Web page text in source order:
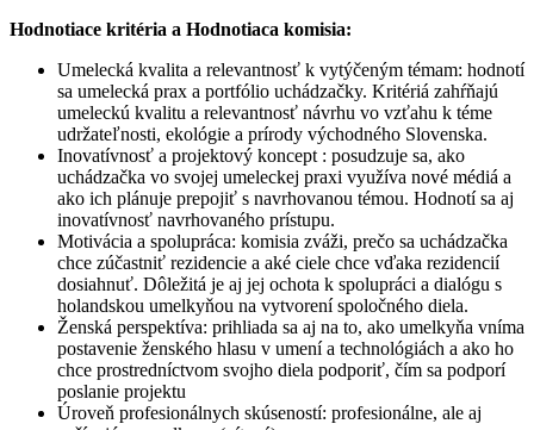
Hodnotiace kritéria a Hodnotiaca komisia:
Umelecká kvalita a relevantnosť k vytýčeným témam: hodnotí
sa umelecká prax a portfólio uchádzačky. Kritériá zahŕňajú
umeleckú kvalitu a relevantnosť návrhu vo vzťahu k téme
udržateľnosti, ekológie a prírody východného Slovenska.
Inovatívnosť a projektový koncept : posudzuje sa, ako
uchádzačka vo svojej umeleckej praxi využíva nové médiá a
ako ich plánuje prepojiť s navrhovanou témou. Hodnotí sa aj
inovatívnosť navrhovaného prístupu.
Motivácia a spolupráca: komisia zváži, prečo sa uchádzačka
chce zúčastniť rezidencie a aké ciele chce vďaka rezidencií
dosiahnuť. Dôležitá je aj jej ochota k spolupráci a dialógu s
holandskou umelkyňou na vytvorení spoločného diela.
Ženská perspektíva: prihliada sa aj na to, ako umelkyňa vníma
postavenie ženského hlasu v umení a technológiách a ako ho
chce prostredníctvom svojho diela podporiť, čím sa podporí
poslanie projektu
Úroveň profesionálnych skúseností: profesionálne, ale aj